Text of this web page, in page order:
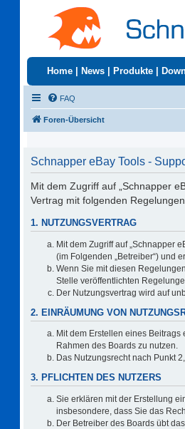
Home News Produkte
FAQ
Foren-Übersicht
Schnapper eBay Tools -
Mit dem Zugriff auf „Schnapper
Vertrag mit folgenden
1. NUTZUNGSVERTRAG
Mit dem Zugriff auf „Schnapper
(im Folgenden „Betreiber“) und
Wenn Sie mit diesen
Stelle veröffentlichten
Der Nutzungsvertrag wird auf
2. EINRÄUMUNG VON
Mit dem Erstellen eines
Rahmen des Boards zu nutzen.
Das Nutzungsrecht nach Punkt
3. PFLICHTEN DES NUTZERS
Sie erklären mit der Erstellung
insbesondere, dass Sie das
Der Betreiber des Boards übt